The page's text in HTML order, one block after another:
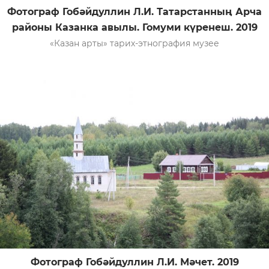
Фотограф Гобәйдуллин Л.И. Татарстанның Арча
районы Казанка авылы. Гомуми күренеш. 2019
«Казан арты» тарих-этнография музее
Фотограф Гобәйдуллин Л.И. Мәчет. 2019